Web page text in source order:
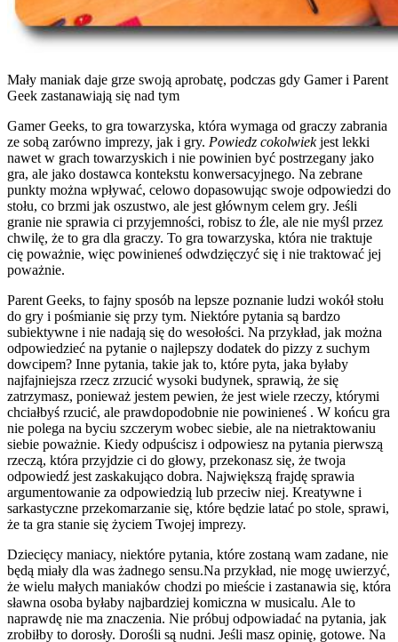
Mały maniak daje grze swoją aprobatę, podczas gdy Gamer i Parent
Geek zastanawiają się nad tym
Gamer Geeks, to gra towarzyska, która wymaga od graczy zabrania
ze sobą zarówno imprezy, jak i gry. Powiedz cokolwiekjest lekki
nawet w grach towarzyskich i nie powinien być postrzegany jako
gra, ale jako dostawca kontekstu konwersacyjnego. Na zebrane
punkty można wpływać, celowo dopasowując swoje odpowiedzi do
stołu, co brzmi jak oszustwo, ale jest głównym celem gry. Jeśli
granie nie sprawia ci przyjemności, robisz to źle, ale nie myśl przez
chwilę, że to gra dla graczy. To gra towarzyska, która nie traktuje
cię poważnie, więc powinieneś odwdzięczyć się i nie traktować jej
poważnie.
Parent Geeks, to fajny sposób na lepsze poznanie ludzi wokół stołu
do gry i pośmianie się przy tym. Niektóre pytania są bardzo
subiektywne i nie nadają się do wesołości. Na przykład, jak można
odpowiedzieć na pytanie o najlepszy dodatek do pizzy z suchym
dowcipem? Inne pytania, takie jak to, które pyta, jaka byłaby
najfajniejsza rzecz zrzucić wysoki budynek, sprawią, że się
zatrzymasz, ponieważ jestem pewien, że jest wiele rzeczy, którymi
chciałbyś rzucić, ale prawdopodobnie nie powinieneś . W końcu gra
nie polega na byciu szczerym wobec siebie, ale na nietraktowaniu
siebie poważnie. Kiedy odpuścisz i odpowiesz na pytania pierwszą
rzeczą, która przyjdzie ci do głowy, przekonasz się, że twoja
odpowiedź jest zaskakująco dobra. Największą frajdę sprawia
argumentowanie za odpowiedzią lub przeciw niej. Kreatywne i
sarkastyczne przekomarzanie się, które będzie latać po stole, sprawi,
że ta gra stanie się życiem Twojej imprezy.
Dziecięcy maniacy, niektóre pytania, które zostaną wam zadane, nie
będą miały dla was żadnego sensu.Na przykład, nie mogę uwierzyć,
że wielu małych maniaków chodzi po mieście i zastanawia się, która
sławna osoba byłaby najbardziej komiczna w musicalu. Ale to
naprawdę nie ma znaczenia. Nie próbuj odpowiadać na pytania, jak
zrobiłby to dorosły. Dorośli są nudni. Jeśli masz opinię, gotowe. Na